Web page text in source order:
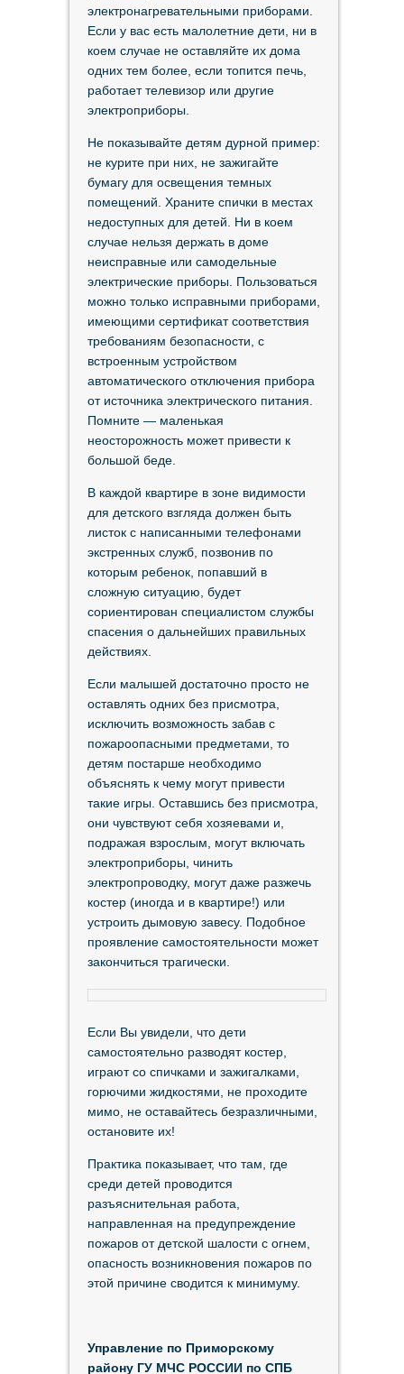
электронагревательными приборами.
Если у вас есть малолетние дети, ни в
коем случае не оставляйте их дома
одних тем более, если топится печь,
работает телевизор или другие
электроприборы.
Не показывайте детям дурной пример:
не курите при них, не зажигайте
бумагу для освещения темных
помещений. Храните спички в местах
недоступных для детей. Ни в коем
случае нельзя держать в доме
неисправные или самодельные
электрические приборы. Пользоваться
можно только исправными приборами,
имеющими сертификат соответствия
требованиям безопасности, с
встроенным устройством
автоматического отключения прибора
от источника электрического питания.
Помните — маленькая
неосторожность может привести к
большой беде.
В каждой квартире в зоне видимости
для детского взгляда должен быть
листок с написанными телефонами
экстренных служб, позвонив по
которым ребенок, попавший в
сложную ситуацию, будет
сориентирован специалистом службы
спасения о дальнейших правильных
действиях.
Если малышей достаточно просто не
оставлять одних без присмотра,
исключить возможность забав с
пожароопасными предметами, то
детям постарше необходимо
объяснять к чему могут привести
такие игры. Оставшись без присмотра,
они чувствуют себя хозяевами и,
подражая взрослым, могут включать
электроприборы, чинить
электропроводку, могут даже разжечь
костер (иногда и в квартире!) или
устроить дымовую завесу. Подобное
проявление самостоятельности может
закончиться трагически.
Если Вы увидели, что дети
самостоятельно разводят костер,
играют со спичками и зажигалками,
горючими жидкостями, не проходите
мимо, не оставайтесь безразличными,
остановите их!
Практика показывает, что там, где
среди детей проводится
разъяснительная работа,
направленная на предупреждение
пожаров от детской шалости с огнем,
опасность возникновения пожаров по
этой причине сводится к минимуму.
Управление по Приморскому
району ГУ МЧС РОССИИ по СПБ